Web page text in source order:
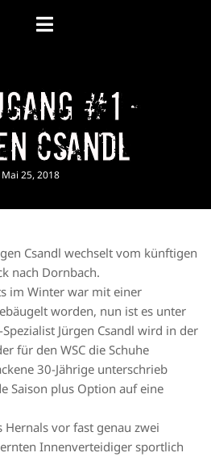
#1 –
Csandl
Mai 25, 2018
Csandl wechselt vom künftigen
nach Dornbach.
im Winter war mit einer
worden, nun ist es unter
Jürgen Csandl wird in der
für den WSC die Schuhe
30-Jährige unterschrieb
Saison plus Option auf eine
Hernals vor fast genau zwei
Innenverteidiger sportlich